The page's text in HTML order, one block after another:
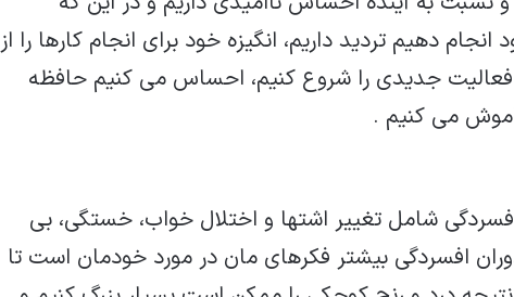
دهیم تردید داریم، انگیزه خود برای انجام کارها را از
جدیدی را شروع کنیم، احساس می کنیم حافظه
می کنیم .
شامل تغییر اشتها و اختلال خواب، خستگی، بی
افسردگی بیشتر فکرهای مان در مورد خودمان است تا